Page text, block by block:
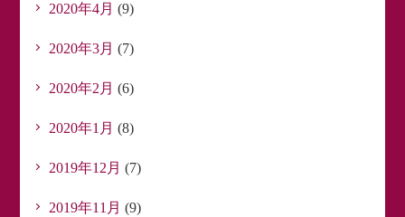
2020年4月 (9)
2020年3月 (7)
2020年2月 (6)
2020年1月 (8)
2019年12月 (7)
2019年11月 (9)